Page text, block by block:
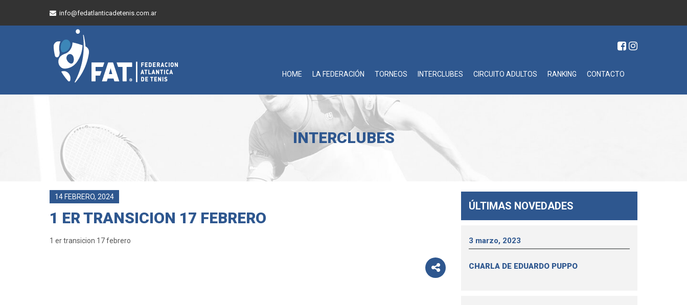
info@fedatlanticadetenis.com.ar
HOME LA FEDERACIÓN TORNEOS INTERCLUBES CIRCUITO ADULTOS RANKING CONTACTO
INTERCLUBES
14 FEBRERO, 2024
1 ER TRANSICION 17 FEBRERO
1 er transicion 17 febrero
ÚLTIMAS NOVEDADES
3 marzo, 2023
CHARLA DE EDUARDO PUPPO